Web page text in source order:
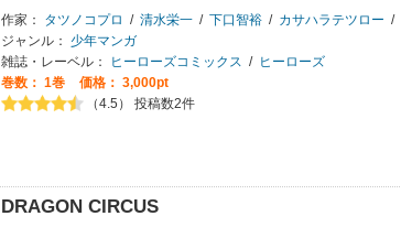
作家： タツノコプロ / 清水栄一 / 下口智裕 / カサハラテツロー /
ジャンル：
少年マンガ
雑誌・レーベル：
ヒーローズコミックス /
ヒーローズ
巻数： 1巻
価格： 3,000pt
（4.5） 投稿数2件
DRAGON CIRCUS